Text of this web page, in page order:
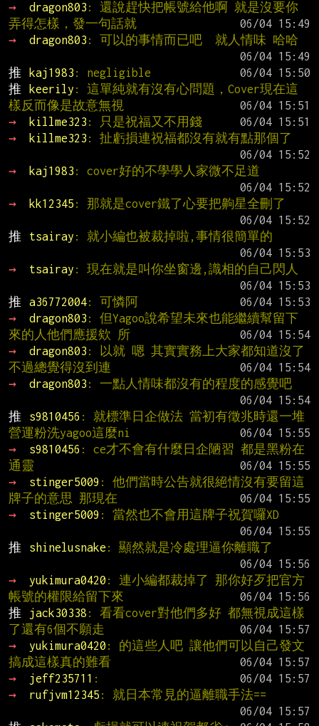
→
dragon803 : 還說趕快把帳號給他啊 就是沒要你
弄得怎樣，發一句話就
→
dragon803 : 可以的事情而已吧  就人情味 哈哈
推
kaj1983 : negligible
推
keerily : 這單純就有沒有心問題，Cover現在這
樣反而像是故意無視
→
killme323 : 只是祝福又不用錢
→
killme323 : 扯虧損連祝福都沒有就有點那個了
→
kaj1983 : cover好的不學學人家微不足道
→
kk12345 : 那就是cover鐵了心要把齁星全刪了
推
tsairay : 就小編也被裁掉啦,事情很簡單的
→
tsairay : 現在就是叫你坐窗邊,識相的自己閃人
推
a36772004: 可憐阿
→
dragon803 : 但Yagoo說希望未來也能繼續幫留下
來的人他們應援欸 所
→
dragon803 : 以就 嗯 其實實務上大家都知道沒了
不過總覺得沒到連
→
dragon803 : 一點人情味都沒有的程度的感覺吧
推
s9810456 : 就標準日企做法 當初有徵兆時還一堆
營運粉洗yagoo這麼ni
→
s9810456 : ce才不會有什麼日企陋習 都是黑粉在
通靈
→
stinger5009 : 他們當時公告就很絕情沒有要留這
牌子的意思 那現在
→
stinger5009 : 當然也不會用這牌子祝賀囉XD
推
shinelusnake : 顯然就是冷處理逼你離職了
→
yukimura0420 : 連小編都裁掉了 那你好歹把官方
帳號的權限給留下來
推
jack30338 : 看看cover對他們多好 都無視成這樣
了還有6個不願走
→
yukimura0420 : 的這些人吧 讓他們可以自己發文
搞成這樣真的難看
→
jeff235711 :
→
rufjvm12345 : 就日本常見的逼離職手法==